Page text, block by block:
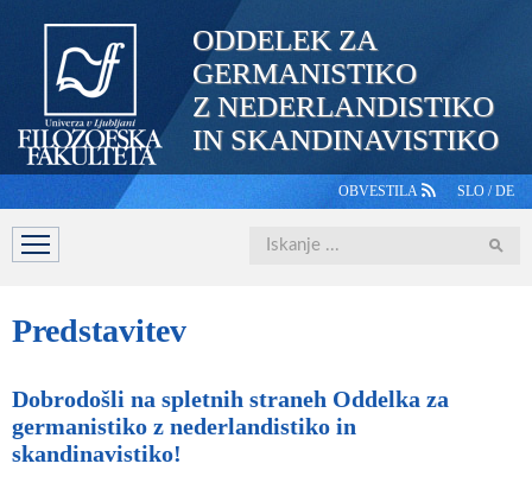
ODDELEK ZA
GERMANISTIKO
Z NEDERLANDISTIKO
IN SKANDINAVISTIKO
OBVESTILA SLO /DE
DOMOV ŠTUDIJ
Iskanje
Predstavitev
Dobrodošli na spletnih straneh Oddelka za
germanistiko z nederlandistiko in
skandinavistiko!